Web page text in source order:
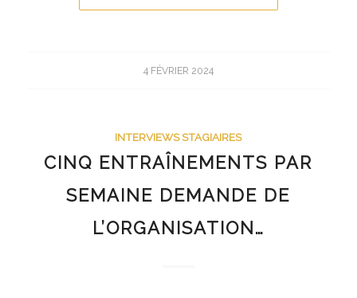
4 FÉVRIER 2024
INTERVIEWS STAGIAIRES
CINQ ENTRAÎNEMENTS PAR
SEMAINE DEMANDE DE
L’ORGANISATION…